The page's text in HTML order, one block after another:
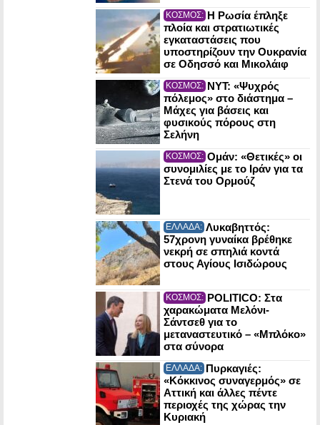
ΚΟΣΜΟΣ: Η Ρωσία έπληξε
πλοία και στρατιωτικές
εγκαταστάσεις που
υποστηρίζουν την Ουκρανία
σε Οδησσό και Μικολάιφ
ΚΟΣΜΟΣ: NYT: «Ψυχρός
πόλεμος» στο διάστημα –
Μάχες για βάσεις και
φυσικούς πόρους στη
Σελήνη
ΚΟΣΜΟΣ: Ομάν: «Θετικές» οι
συνομιλίες με το Ιράν για τα
Στενά του Ορμούζ
ΕΛΛΑΔΑ: Λυκαβηττός:
57χρονη γυναίκα βρέθηκε
νεκρή σε σπηλιά κοντά
στους Αγίους Ισιδώρους
ΚΟΣΜΟΣ: POLITICO: Στα
χαρακώματα Μελόνι-
Σάντσεθ για το
μεταναστευτικό – «Μπλόκο»
στα σύνορα
ΕΛΛΑΔΑ: Πυρκαγιές:
«Κόκκινος συναγερμός» σε
Αττική και άλλες πέντε
περιοχές της χώρας την
Κυριακή